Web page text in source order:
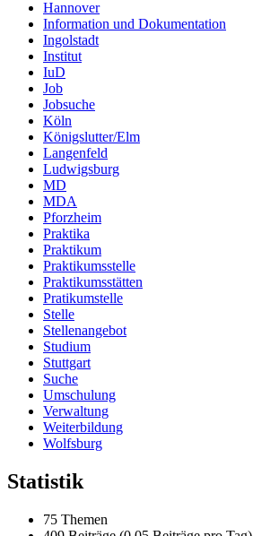
Hannover
Information und Dokumentation
Ingolstadt
Institut
IuD
Job
Jobsuche
Köln
Königslutter/Elm
Langenfeld
Ludwigsburg
MD
MDA
Pforzheim
Praktika
Praktikum
Praktikumsstelle
Praktikumsstätten
Pratikumstelle
Stelle
Stellenangebot
Studium
Stuttgart
Suche
Umschulung
Verwaltung
Weiterbildung
Wolfsburg
Statistik
75 Themen